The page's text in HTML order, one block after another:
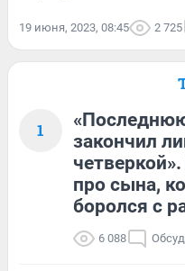
19 июня, 2023, 08:45 2 725
1
закончил
про сына,
боролся с
6 088